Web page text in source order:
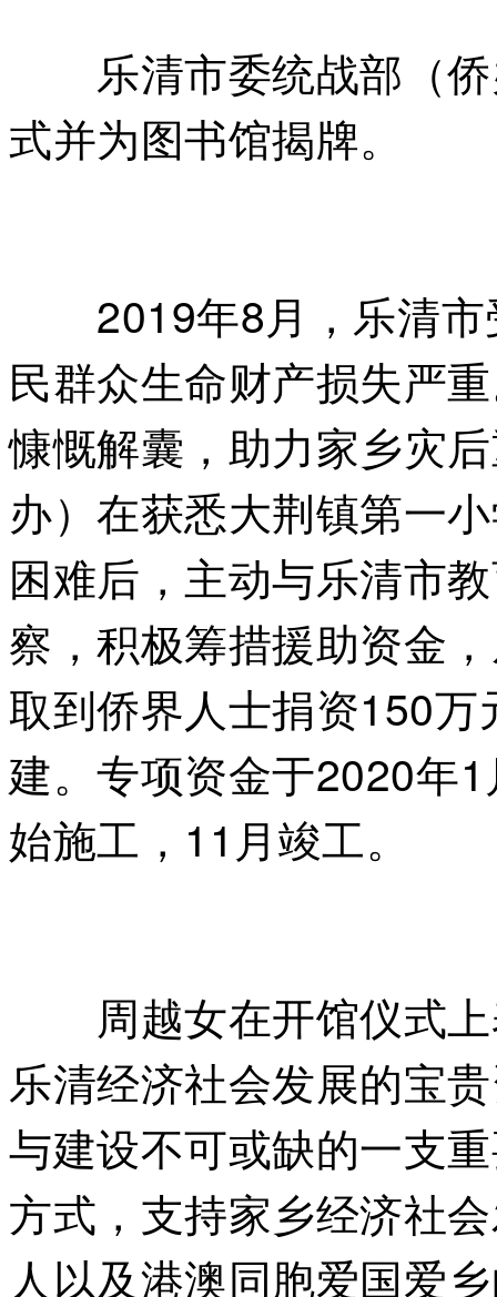
乐清市委统战部（侨
式并为图书馆揭牌。
2019年8月，乐清市
民群众生命财产损失严
慷慨解囊，助力家乡灾
办）在获悉大荆镇第一
困难后，主动与乐清市
察，积极筹措援助资金
取到侨界人士捐资150
建。专项资金于2020年
始施工，11月竣工。
周越女在开馆仪式上
乐清经济社会发展的宝
与建设不可或缺的一支
方式，支持家乡经济社
人以及港澳同胞爱国爱